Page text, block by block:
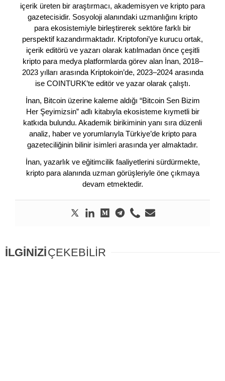
içerik üreten bir araştırmacı, akademisyen ve kripto para
gazetecisidir. Sosyoloji alanındaki uzmanlığını kripto
para ekosistemiyle birleştirerek sektöre farklı bir
perspektif kazandırmaktadır. Kriptofoni’ye kurucu ortak,
içerik editörü ve yazarı olarak katılmadan önce çeşitli
kripto para medya platformlarda görev alan İnan, 2018–
2023 yılları arasında Kriptokoin’de, 2023–2024 arasında
ise COINTURK’te editör ve yazar olarak çalıştı.
İnan, Bitcoin üzerine kaleme aldığı “Bitcoin Sen Bizim
Her Şeyimizsin” adlı kitabıyla ekosisteme kıymetli bir
katkıda bulundu. Akademik birikiminin yanı sıra düzenli
analiz, haber ve yorumlarıyla Türkiye’de kripto para
gazeteciliğinin bilinir isimleri arasında yer almaktadır.
İnan, yazarlık ve eğitimcilik faaliyetlerini sürdürmekte,
kripto para alanında uzman görüşleriyle öne çıkmaya
devam etmektedir.
İLGİNİZİÇEKEBİLİR